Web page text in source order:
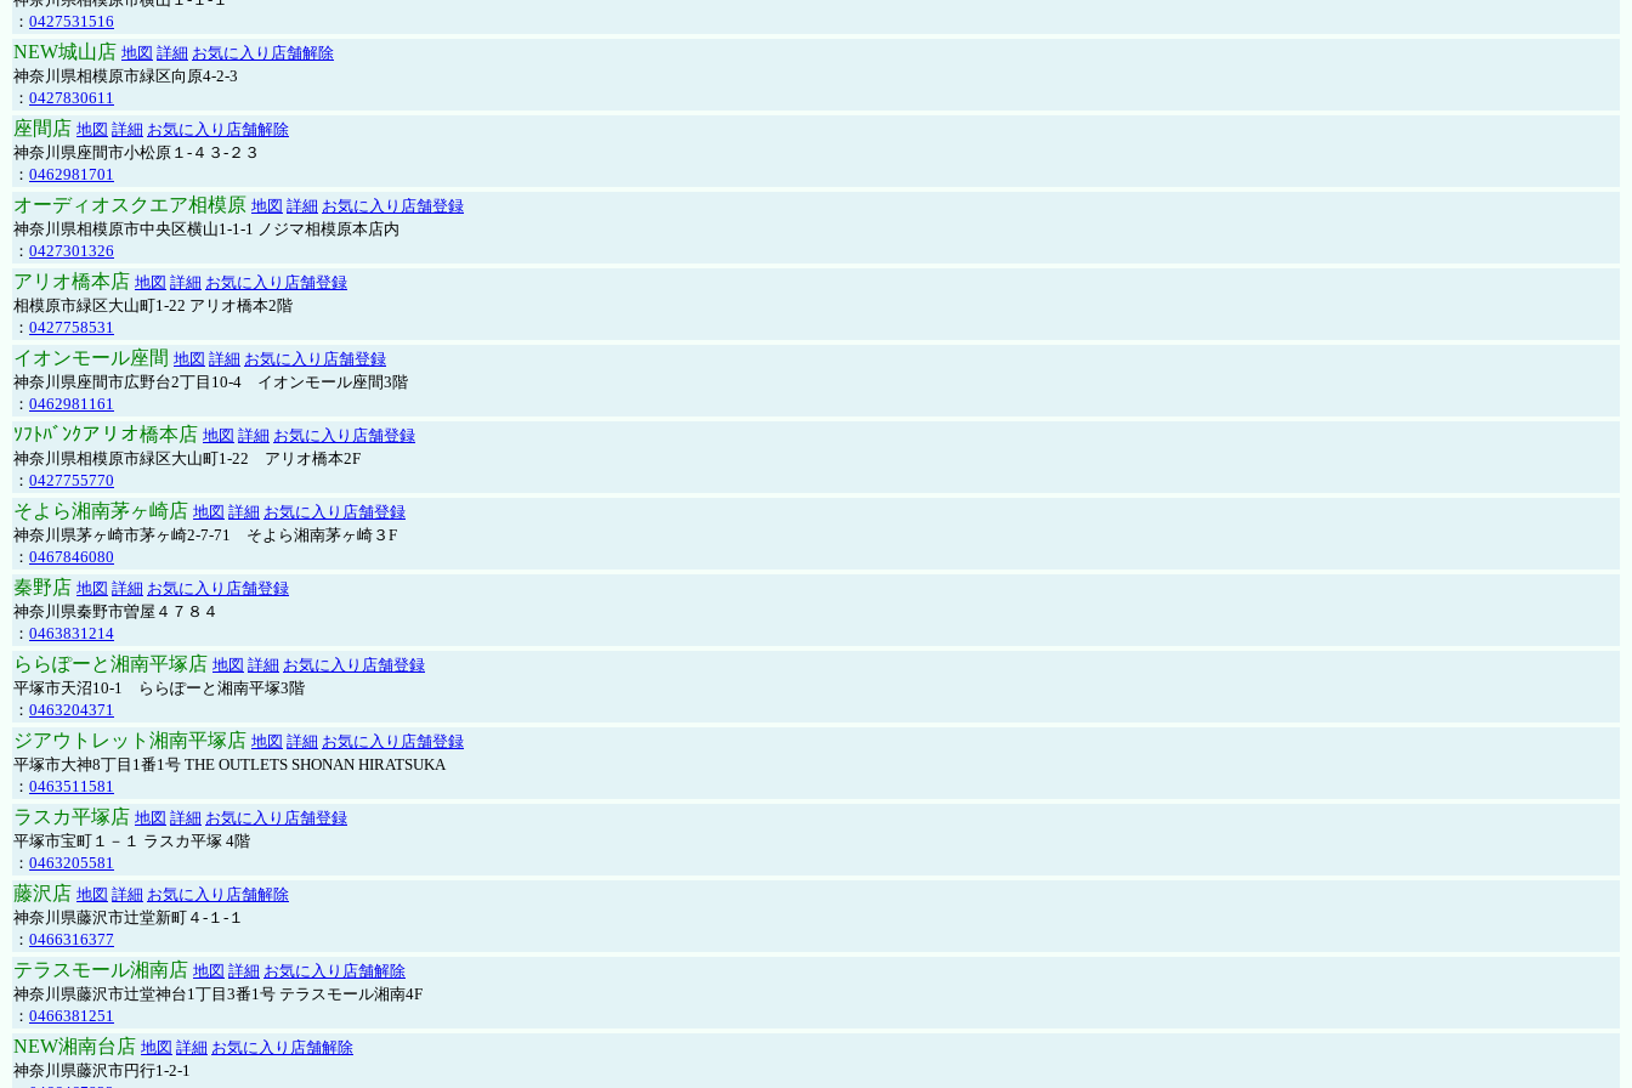
： 0427531516
NEW城山店 地図 詳細 お気に入り店舗解除
神奈川県相模原市緑区向原4-2-3
： 0427830611
座間店 地図 詳細 お気に入り店舗解除
神奈川県座間市小松原１-４３-２３
： 0462981701
オーディオスクエア相模原 地図 詳細 お気に入り店舗登録
神奈川県相模原市中央区横山1-1-1 ノジマ相模原本店内
： 0427301326
アリオ橋本店 地図 詳細 お気に入り店舗登録
相模原市緑区大山町1-22 アリオ橋本2階
： 0427758531
イオンモール座間 地図 詳細 お気に入り店舗登録
神奈川県座間市広野台2丁目10-4 イオンモール座間3階
： 0462981161
ｿﾌﾄﾊﾞﾝｸアリオ橋本店 地図 詳細 お気に入り店舗登録
神奈川県相模原市緑区大山町1-22 アリオ橋本2F
： 0427755770
そよら湘南茅ヶ崎店 地図 詳細 お気に入り店舗登録
神奈川県茅ヶ崎市茅ヶ崎2‐7‐71 そよら湘南茅ヶ崎３F
： 0467846080
秦野店 地図 詳細 お気に入り店舗登録
神奈川県秦野市曽屋４７８４
： 0463831214
ららぽーと湘南平塚店 地図 詳細 お気に入り店舗登録
平塚市天沼10-1 ららぽーと湘南平塚3階
： 0463204371
ジアウトレット湘南平塚店 地図 詳細 お気に入り店舗登録
平塚市大神8丁目1番1号 THE OUTLETS SHONAN HIRATSUKA
： 0463511581
ラスカ平塚店 地図 詳細 お気に入り店舗登録
平塚市宝町１－１ ラスカ平塚 4階
： 0463205581
藤沢店 地図 詳細 お気に入り店舗解除
神奈川県藤沢市辻堂新町４-１-１
： 0466316377
テラスモール湘南店 地図 詳細 お気に入り店舗解除
神奈川県藤沢市辻堂神台1丁目3番1号 テラスモール湘南4F
： 0466381251
NEW湘南台店 地図 詳細 お気に入り店舗解除
神奈川県藤沢市円行1-2-1